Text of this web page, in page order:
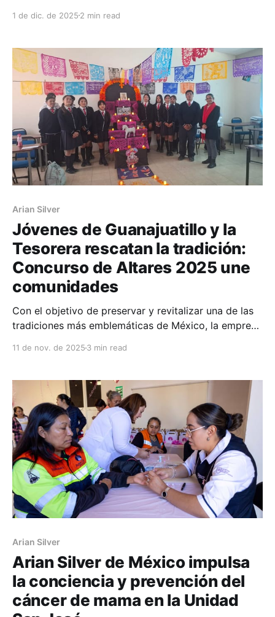
reforzar los protocolos internos de seguridad y
ante situaciones de riesgo, Arian Silver de México
llevó a cabo un simulacro
1 de dic. de 2025 2 min read
Arian Silver
Jóvenes de Guanajuatillo y la
Tesorera rescatan la tradición:
Concurso de Altares 2025 une
comunidades
Con el objetivo de preservar y revitalizar una de las
tradiciones más emblemáticas de México, la empresa
Tesorera. La actividad, que congregó a
11 de nov. de 2025 3 min read
Arian Silver
Arian Silver de México impulsa
la conciencia y prevención del
cáncer de mama en la Unidad